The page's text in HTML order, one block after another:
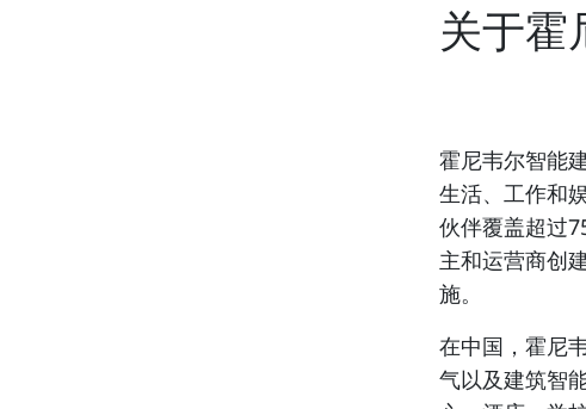
关于霍
霍尼韦尔智能
生活、工作和
伙伴覆盖超过
主和运营商创
施。
在中国，霍尼
气以及建筑智